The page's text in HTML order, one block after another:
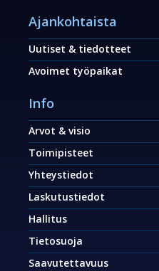
Ajankohtaista
Uutiset & tiedotteet
Avoimet työpaikat
Info
Arvot & visio
Toimipisteet
Yhteystiedot
Laskutustiedot
Hallitus
Tietosuoja
Saavutettavuus